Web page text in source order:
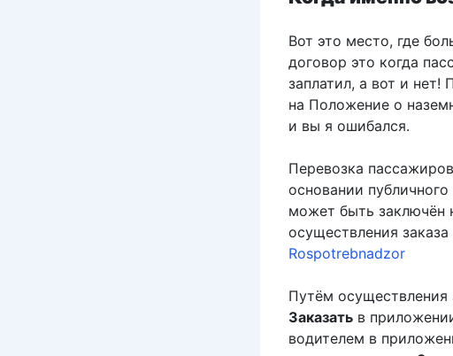
Вот это место, где
договор это когда
заплатил, а вот и нет!
на Положение о
и вы я ошибался.
Перевозка
основании
может быть заключён
осуществления заказа
Rospotrebnadzor
Путём осуществления
Заказать в
водителем в